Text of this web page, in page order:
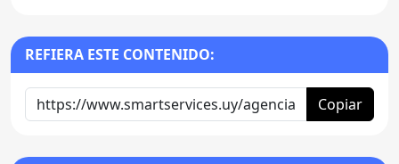
REFIERA ESTE CONTENIDO:
Copiar